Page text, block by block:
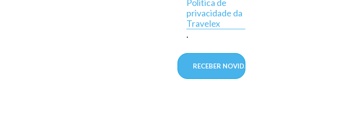
Politica de
privacidade da
Travelex
.
exclusivamente
em
aprovado
pelo